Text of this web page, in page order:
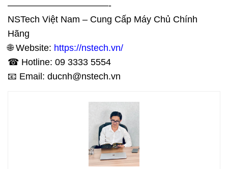
———————————-
NSTech Việt Nam – Cung Cấp Máy Chủ Chính
Hãng
🌐 Website: https://nstech.vn/
☎ Hotline: 09 3333 5554
📧 Email: ducnh@nstech.vn